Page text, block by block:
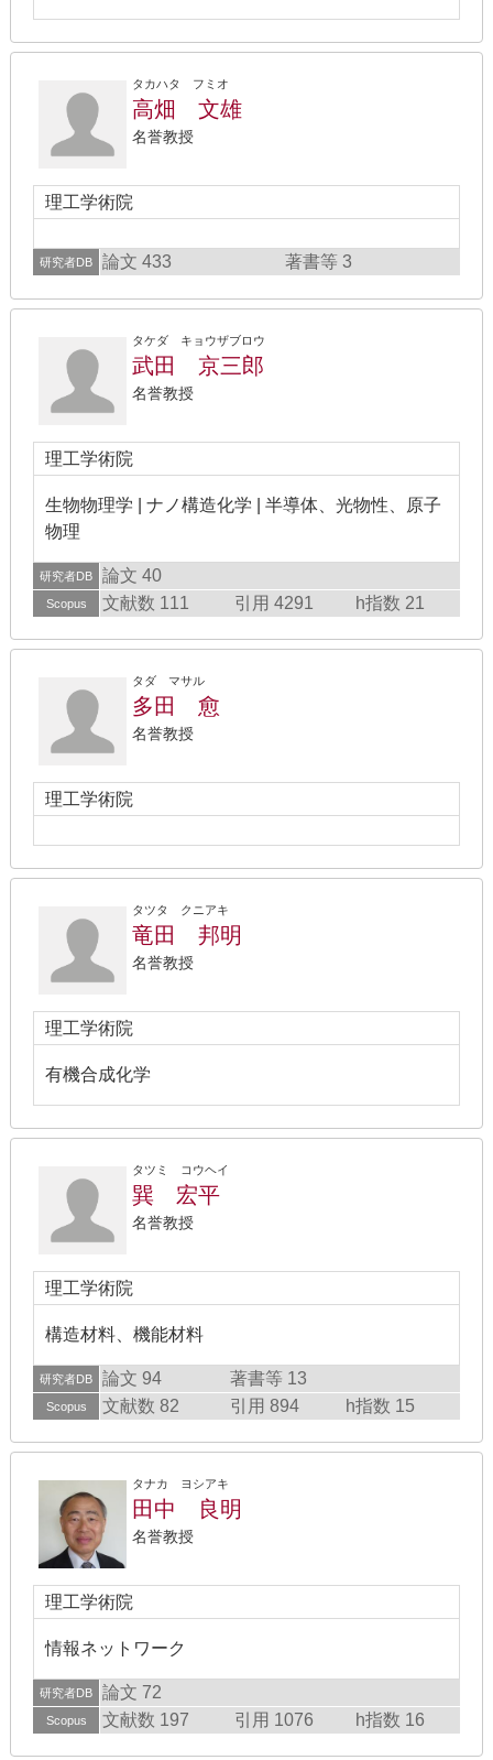
タカハタ フミオ
高畑 文雄
名誉教授
理工学術院
研究者DB 論文 433 著書等 3
タケダ キョウザブロウ
武田 京三郎
名誉教授
理工学術院
生物物理学 | ナノ構造化学 | 半導体、光物性、原子
物理
研究者DB 論文 40
Scopus 文献数 111 引用 4291 h指数 21
タダ マサル
多田 愈
名誉教授
理工学術院
タツタ クニアキ
竜田 邦明
名誉教授
理工学術院
有機合成化学
タツミ コウヘイ
巽 宏平
名誉教授
理工学術院
構造材料、機能材料
研究者DB 論文 94 著書等 13
Scopus 文献数 82 引用 894 h指数 15
タナカ ヨシアキ
田中 良明
名誉教授
理工学術院
情報ネットワーク
研究者DB 論文 72
Scopus 文献数 197 引用 1076 h指数 16